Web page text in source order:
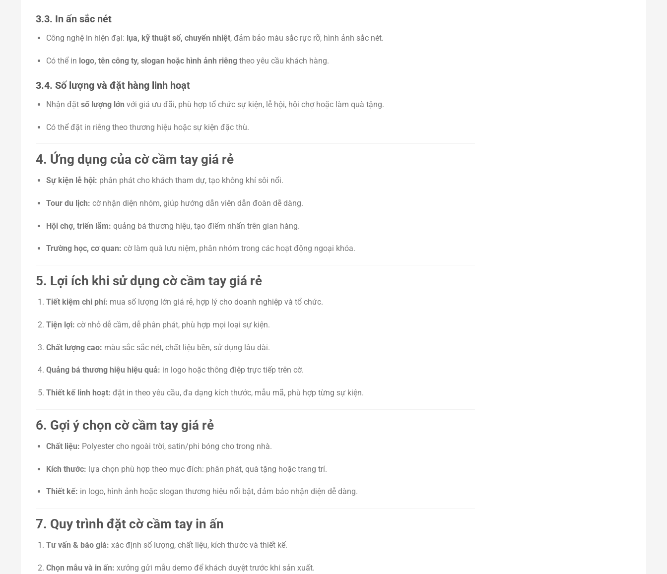
3.3. In ấn sắc nét
Công nghệ in hiện đại: lụa, kỹ thuật số, chuyển nhiệt, đảm bảo màu sắc rực rỡ, hình ảnh sắc nét.
Có thể in logo, tên công ty, slogan hoặc hình ảnh riêngtheo yêu cầu khách hàng.
3.4. Số lượng và đặt hàng linh hoạt
Nhận đặt số lượng lớn với giá ưu đãi, phù hợp tổ chức sự kiện, lễ hội, hội chợ hoặc làm quà tặng.
Có thể đặt in riêng theo thương hiệu hoặc sự kiện đặc thù.
4. Ứng dụng của cờ cầm tay giá rẻ
Sự kiện lễ hội: phân phát cho khách tham dự, tạo không khí sôi nổi.
Tour du lịch: cờ nhận diện nhóm, giúp hướng dẫn viên dẫn đoàn dễ dàng.
Hội chợ, triển lãm: quảng bá thương hiệu, tạo điểm nhấn trên gian hàng.
Trường học, cơ quan: cờ làm quà lưu niệm, phân nhóm trong các hoạt động ngoại khóa.
5. Lợi ích khi sử dụng cờ cầm tay giá rẻ
Tiết kiệm chi phí: mua số lượng lớn giá rẻ, hợp lý cho doanh nghiệp và tổ chức.
Tiện lợi: cờ nhỏ dễ cầm, dễ phân phát, phù hợp mọi loại sự kiện.
Chất lượng cao: màu sắc sắc nét, chất liệu bền, sử dụng lâu dài.
Quảng bá thương hiệu hiệu quả: in logo hoặc thông điệp trực tiếp trên cờ.
Thiết kế linh hoạt: đặt in theo yêu cầu, đa dạng kích thước, mẫu mã, phù hợp từng sự kiện.
6. Gợi ý chọn cờ cầm tay giá rẻ
Chất liệu: Polyester cho ngoài trời, satin/phi bóng cho trong nhà.
Kích thước: lựa chọn phù hợp theo mục đích: phân phát, quà tặng hoặc trang trí.
Thiết kế: in logo, hình ảnh hoặc slogan thương hiệu nổi bật, đảm bảo nhận diện dễ dàng.
7. Quy trình đặt cờ cầm tay in ấn
Tư vấn & báo giá: xác định số lượng, chất liệu, kích thước và thiết kế.
Chọn mẫu và in ấn: xưởng gửi mẫu demo để khách duyệt trước khi sản xuất.